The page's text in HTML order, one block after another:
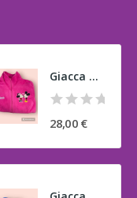
Giacca polare con ricamo di Topolino
28,00 €